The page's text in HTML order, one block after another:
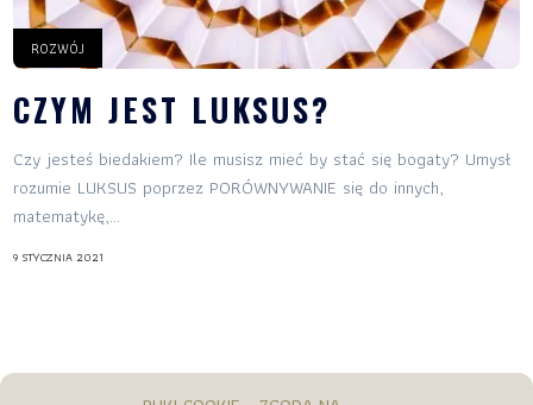
ROZWÓJ
CZYM JEST LUKSUS?
Czy jesteś biedakiem? Ile musisz mieć by stać się bogaty? Umysł
rozumie LUKSUS poprzez PORÓWNYWANIE się do innych,
matematykę,...
9 STYCZNIA 2021